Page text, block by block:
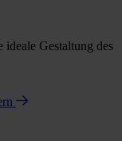
ideale Gestaltung des